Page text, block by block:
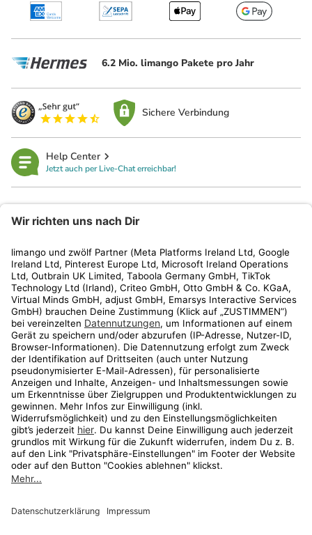
6.2 Mio. limango Pakete pro Jahr
Sichere Verbindung
Help Center
Jetzt auch per Live-Chat erreichbar!
Kundenservice
Shop
Aktionen
Travel